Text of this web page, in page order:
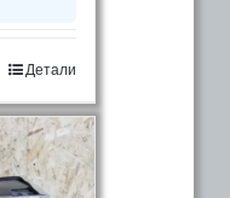
Детали